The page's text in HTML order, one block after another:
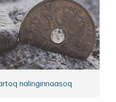
nalinginnaasoq